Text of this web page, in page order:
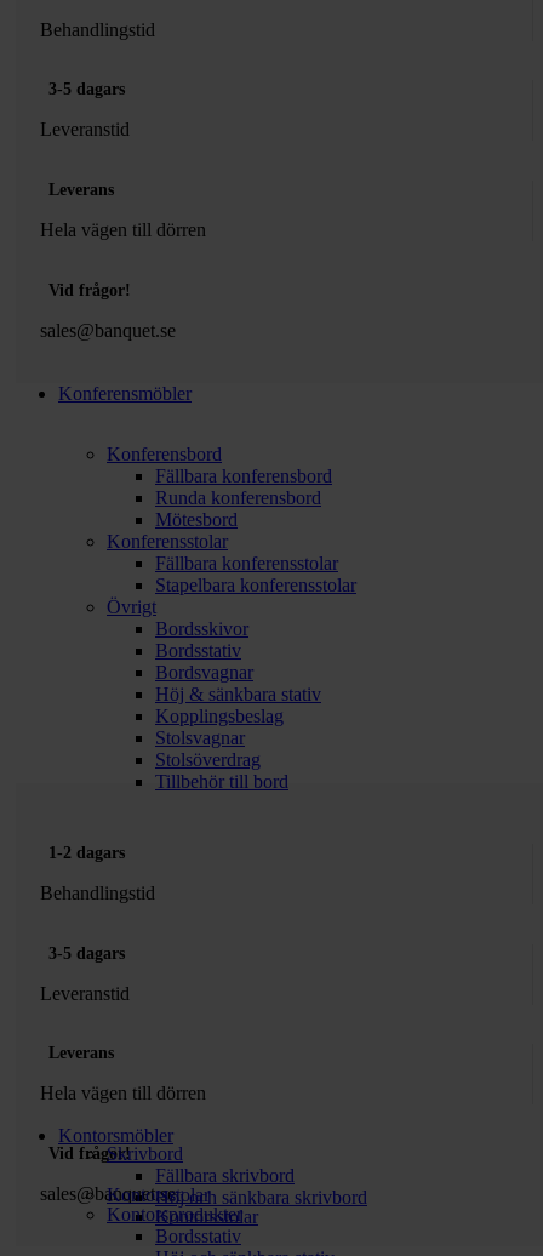
Behandlingstid
3-5 dagars
Leveranstid
Leverans
Hela vägen till dörren
Vid frågor!
sales@banquet.se
Konferensmöbler
Konferensbord
Fällbara konferensbord
Runda konferensbord
Mötesbord
Konferensstolar
Fällbara konferensstolar
Stapelbara konferensstolar
Övrigt
Bordsskivor
Bordsstativ
Bordsvagnar
Höj & sänkbara stativ
Kopplingsbeslag
Stolsvagnar
Stolsöverdrag
Tillbehör till bord
1-2 dagars
Behandlingstid
3-5 dagars
Leveranstid
Leverans
Hela vägen till dörren
Vid frågor!
sales@banquet.se
Kontorsmöbler
Skrivbord
Fällbara skrivbord
Höj och sänkbara skrivbord
Kontorsstolar
Kontorsstolar
Kontorsprodukter
Bordsstativ